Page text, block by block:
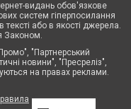
видань обов'язкове
систем гіперпосилання
тексті або в якості джерела.
Законом.
"Партнерський
новини", "Пресреліз",
на правах реклами.